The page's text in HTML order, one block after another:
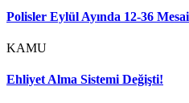
Polisler Eylül Ayında 12-36
KAMU
Ehliyet Alma Sistemi Değişti!